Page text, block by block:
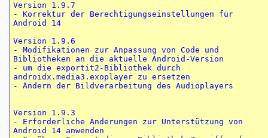
Version 1.9.7
- Korrektur der Berechtigungseinstellungen für
Android 14
Version 1.9.6
- Modifikationen zur Anpassung von Code und
Bibliotheken an die aktuelle Android-Version
- um die exportit2-Bibliothek durch
androidx.media3.exoplayer zu ersetzen
- Ändern der Bildverarbeitung des Audioplayers
Version 1.9.3
- Erforderliche Änderungen zur Unterstützung von
Android 14 anwenden